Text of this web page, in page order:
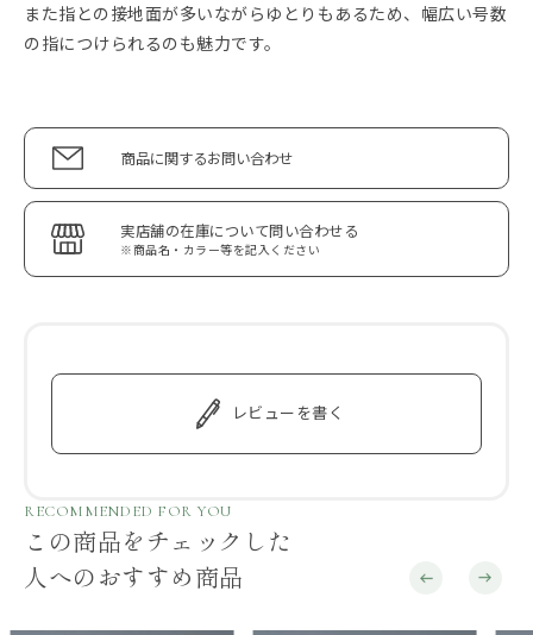
また指との接地面が多いながらゆとりもあるため、幅広い号数
の指につけられるのも魅力です。
商品に関するお問い合わせ
実店舗の在庫について問い合わせる
※商品名・カラー等を記入ください
レビューを書く
RECOMMENDED FOR YOU
この商品をチェックした
人へのおすすめ商品